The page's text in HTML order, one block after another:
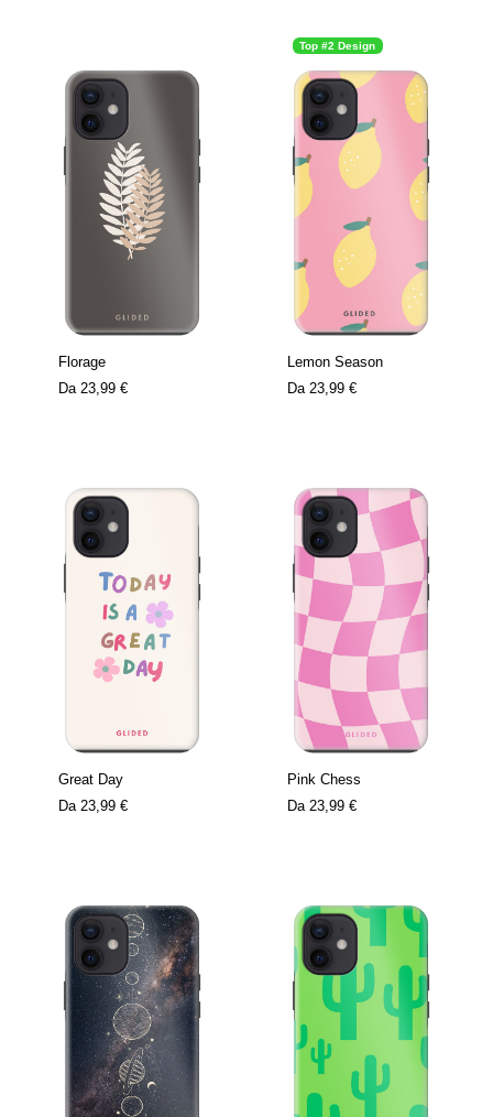
Florage
Da 23,99 €
Top #2 Design
Lemon Season
Da 23,99 €
Great Day
Da 23,99 €
Pink Chess
Da 23,99 €